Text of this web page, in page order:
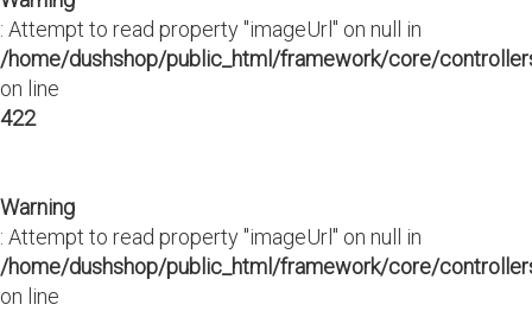
: Attempt to read property "imageUrl" on null in
/home/dushshop/public_html/framework/core/
on line
422
Warning
: Attempt to read property "imageUrl" on null in
/home/dushshop/public_html/framework/core/
on line